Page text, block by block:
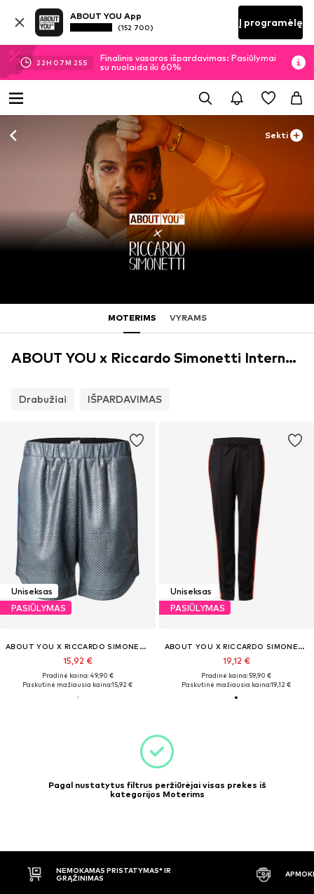
ABOUT YOU App
(152 700) Į programėlę
22H 07M 25S
Finalinis vasaros išpardavimas: Pasiūlymai
su nuolaida iki 60%
Sekti
MOTERIMS VYRAMS
ABOUT YOU x Riccardo Simonetti Internetinė parduotuvė
Drabužiai IŠPARDAVIMAS
Uniseksas
PASIŪLYMAS
ABOUT YOU X RICCARDO SIMONETTI
15,92 €
Pradinė kaina: 49,90 €
Paskutinė mažiausia kaina:15,92 €
Uniseksas
PASIŪLYMAS
ABOUT YOU X RICCARDO SIMONETTI
19,12 €
Pradinė kaina: 59,90 €
Paskutinė mažiausia kaina:19,12 €
Pagal nustatytus filtrus peržiūrėjai visas prekes iš
kategorijos Moterims
NEMOKAMAS PRISTATYMAS* IR
GRĄŽINIMAS